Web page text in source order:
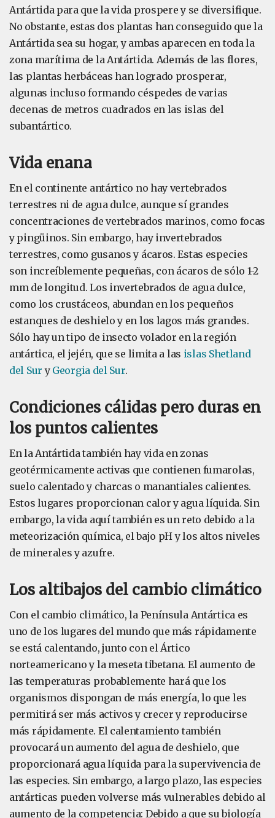
Antártida para que la vida prospere y se diversifique.
No obstante, estas dos plantas han conseguido que la
Antártida sea su hogar, y ambas aparecen en toda la
zona marítima de la Antártida. Además de las flores,
las plantas herbáceas han logrado prosperar,
algunas incluso formando céspedes de varias
decenas de metros cuadrados en las islas del
subantártico.
Vida enana
En el continente antártico no hay vertebrados
terrestres ni de agua dulce, aunque sí grandes
concentraciones de vertebrados marinos, como focas
y pingüinos. Sin embargo, hay invertebrados
terrestres, como gusanos y ácaros. Estas especies
son increíblemente pequeñas, con ácaros de sólo 1-2
mm de longitud. Los invertebrados de agua dulce,
como los crustáceos, abundan en los pequeños
estanques de deshielo y en los lagos más grandes.
Sólo hay un tipo de insecto volador en la región
antártica, el jején, que se limita a las islas Shetland
del Sur y Georgia del Sur.
Condiciones cálidas pero duras en
los puntos calientes
En la Antártida también hay vida en zonas
geotérmicamente activas que contienen fumarolas,
suelo calentado y charcas o manantiales calientes.
Estos lugares proporcionan calor y agua líquida. Sin
embargo, la vida aquí también es un reto debido a la
meteorización química, el bajo pH y los altos niveles
de minerales y azufre.
Los altibajos del cambio climático
Con el cambio climático, la Península Antártica es
uno de los lugares del mundo que más rápidamente
se está calentando, junto con el Ártico
norteamericano y la meseta tibetana. El aumento de
las temperaturas probablemente hará que los
organismos dispongan de más energía, lo que les
permitirá ser más activos y crecer y reproducirse
más rápidamente. El calentamiento también
provocará un aumento del agua de deshielo, que
proporcionará agua líquida para la supervivencia de
las especies. Sin embargo, a largo plazo, las especies
antárticas pueden volverse más vulnerables debido al
aumento de la competencia: Debido a que su biología